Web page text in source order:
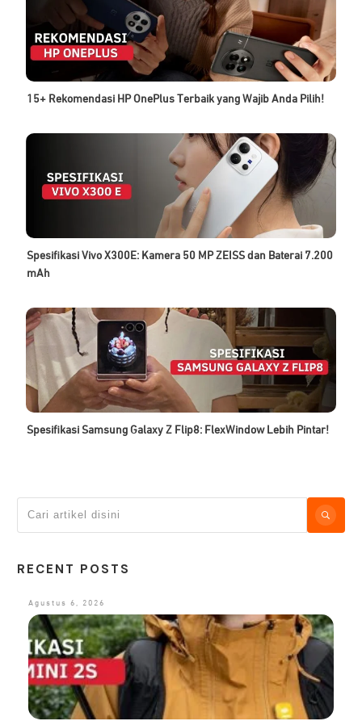
15+ Rekomendasi HP OnePlus Terbaik yang Wajib Anda Pilih!
Spesifikasi Vivo X300E: Kamera 50 MP ZEISS dan Baterai 7.200
mAh
Spesifikasi Samsung Galaxy Z Flip8: FlexWindow Lebih Pintar!
RECENT POSTS
Agustus 6, 2026